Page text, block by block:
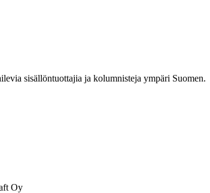
sisällöntuottajia ja kolumnisteja ympäri Suomen.
Oy